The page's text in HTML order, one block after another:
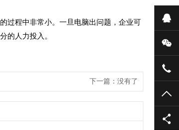
过程中非常小。一旦电脑出问题，企业可
的人力投入。
下一篇 ： 没有了
在
微